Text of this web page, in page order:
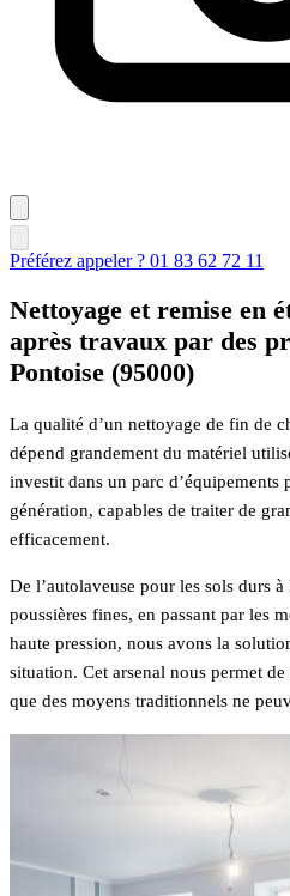
Préférez appeler ? 01 83 62 72 11
Nettoyage et remise en
après travaux par des
Pontoise (95000)
La qualité d’un nettoyage de fin de
dépend grandement du matériel
investit dans un parc d’équipements
génération, capables de traiter de
efficacement.
De l’autolaveuse pour les sols durs
poussières fines, en passant par les
haute pression, nous avons la
situation. Cet arsenal nous permet
que des moyens traditionnels ne